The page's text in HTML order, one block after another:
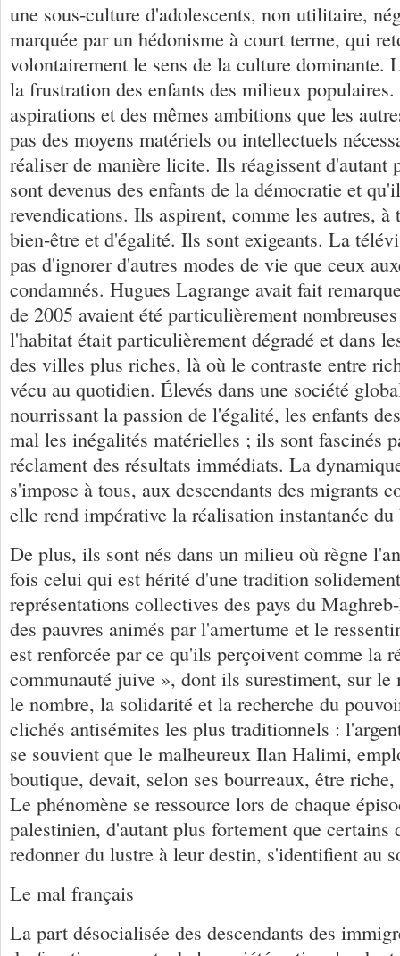
une sous-culture d'adolescents, non utilitaire,
marquée par un hédonisme à court terme, qui
volontairement le sens de la culture dominante.
la frustration des enfants des milieux
aspirations et des mêmes ambitions que les
pas des moyens matériels ou intellectuels
réaliser de manière licite. Ils réagissent d'autant
sont devenus des enfants de la démocratie et
revendications. Ils aspirent, comme les autres, à
bien-être et d'égalité. Ils sont exigeants. La
pas d'ignorer d'autres modes de vie que ceux
condamnés. Hugues Lagrange avait fait
de 2005 avaient été particulièrement
l'habitat était particulièrement dégradé et dans
des villes plus riches, là où le contraste entre
vécu au quotidien. Élevés dans une société
nourrissant la passion de l'égalité, les enfants
mal les inégalités matérielles ; ils sont fascinés
réclament des résultats immédiats. La
s'impose à tous, aux descendants des migrants
elle rend impérative la réalisation instantanée du
De plus, ils sont nés dans un milieu où règne
fois celui qui est hérité d'une tradition
représentations collectives des pays du
des pauvres animés par l'amertume et le
est renforcée par ce qu'ils perçoivent comme la
communauté juive », dont ils surestiment, sur le
le nombre, la solidarité et la recherche du
clichés antisémites les plus traditionnels :
se souvient que le malheureux Ilan Halimi,
boutique, devait, selon ses bourreaux, être
Le phénomène se ressource lors de chaque
palestinien, d'autant plus fortement que certains
redonner du lustre à leur destin, s'identifient au
Le mal français
La part désocialisée des descendants des